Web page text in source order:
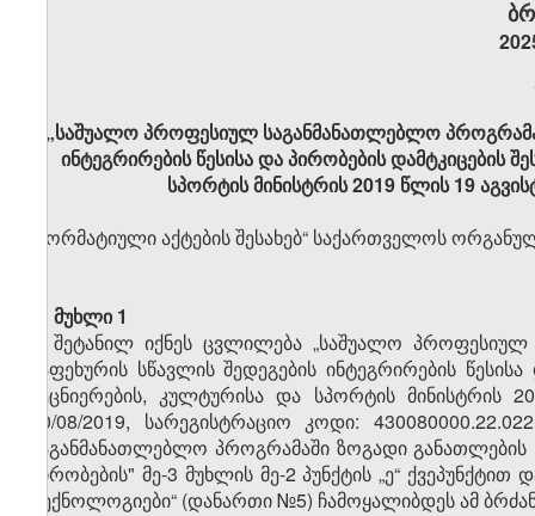
„საშუალო პროფესიულ საგანმანათლებლო
ინტეგრირების წესისა და პირობების დამტკიცების
სპორტის მინისტრის 2019 წლის 19
„ნორმატიული აქტების შესახებ“ საქართველოს
მუხლი 1
შეტანილ იქნეს ცვლილება „საშუალო
საფეხურის სწავლის შედეგების ინტეგრირების
მეცნიერების, კულტურისა და სპორტის მინისტრის
20/08/2019, სარეგისტრაციო კოდი:
საგანმანათლებლო პროგრამაში ზოგადი
პირობების" მე-3 მუხლის მე-2 პუნქტის „ე“
ტექნოლოგიები“ (დანართი №5) ჩამოყალიბდეს ამ